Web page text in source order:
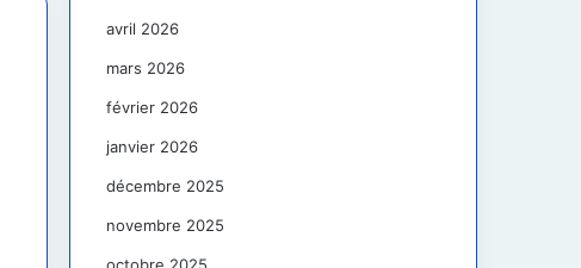
avril 2026
mars 2026
février 2026
janvier 2026
décembre 2025
novembre 2025